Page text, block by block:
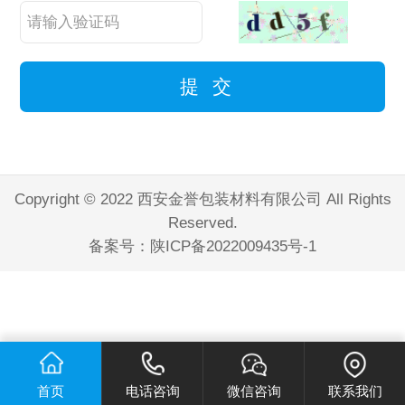
Copyright © 2022 西安金誉包装材料有限公司 All Rights
Reserved.
备案号： 陕ICP备2022009435号-1
首页 电话咨询 微信咨询 联系我们